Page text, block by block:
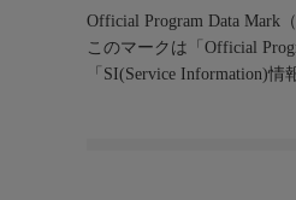
Official Program Data Mark
このマークは「Official
「SI(Service Information)